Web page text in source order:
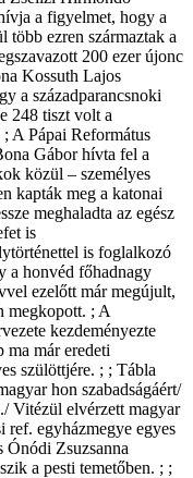
a figyelmet, hogy a
több ezren származtak a
200 ezer újonc
Kossuth Lajos
a századparancsnoki
248 tiszt volt a
A Pápai Református
Gábor hívta fel a
közül – személyes
kapták meg a katonai
meghaladta az egész
is
is foglalkozó
a honvéd főhadnagy
ezelőtt már megújult,
megkopott. ; A
kezdeményezte
ma már eredeti
szülöttjére. ; ; Tábla
hon szabadságáért/
Vitézül elvérzett magyar
ref. egyházmegye egyes
Ónódi Zsuzsanna
a pesti temetőben. ; ;